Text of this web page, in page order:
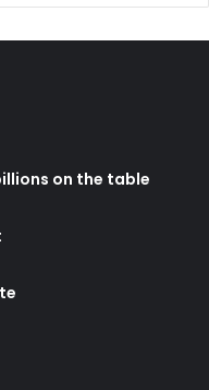
on the table